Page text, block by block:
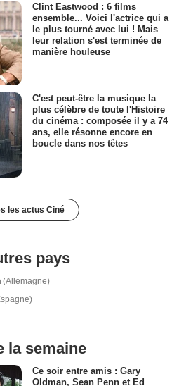
Clint Eastwood : 6 films
ensemble... Voici l'actrice qui a
le plus tourné avec lui ! Mais
leur relation s'est terminée de
manière houleuse
C'est peut-être la musique la
plus célèbre de toute l'Histoire
du cinéma : composée il y a 74
ans, elle résonne encore en
boucle dans nos têtes
les actus Ciné
pays
(Allemagne)
la semaine
Ce soir entre amis : Gary
Oldman, Sean Penn et Ed